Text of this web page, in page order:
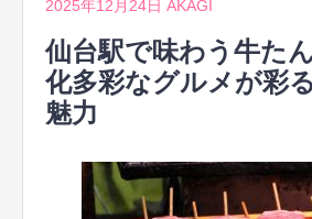
2025年12月24日 AKAGI
仙台駅で味わう牛た
化多彩なグルメが彩
魅力